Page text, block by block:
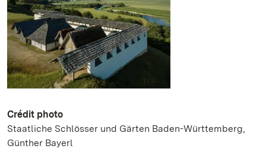
Crédit photo
Staatliche Schlösser und Gärten Baden-Württemberg,
Günther Bayerl